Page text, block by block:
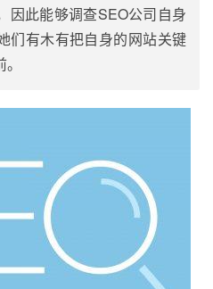
因此能够调查SEO公司自身
们有木有把自身的网站关键